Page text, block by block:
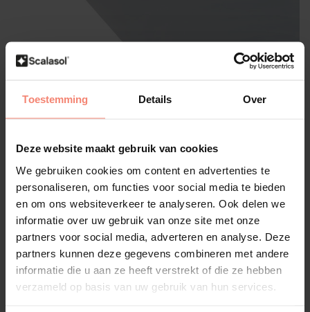
Toestemming Details Over
Deze website maakt gebruik van cookies
We gebruiken cookies om content en advertenties te
personaliseren, om functies voor social media te bieden
en om ons websiteverkeer te analyseren. Ook delen we
informatie over uw gebruik van onze site met onze
partners voor social media, adverteren en analyse. Deze
partners kunnen deze gegevens combineren met andere
informatie die u aan ze heeft verstrekt of die ze hebben
verzameld op basis van uw gebruik van hun services.
Film solaire | SPM70 |
| Par rouleau
Publiez votre propre évaluation
Teinté moyen, reflété de l'extérieur
70% de réduction de la chaleur solaire
Facile à appliquer (Montage intérieur)
Taille:*